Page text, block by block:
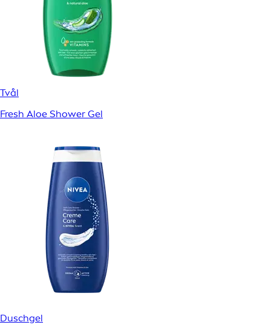
Tvål
Fresh Aloe Shower Gel
Duschgel